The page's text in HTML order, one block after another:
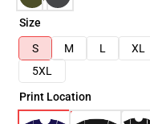
Size
S
M L XL
5XL
Print Location